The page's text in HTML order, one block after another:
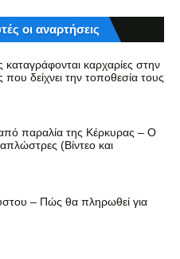
οι αναρτήσεις
καταγράφονται καρχαρίες στην
δείχνει την τοποθεσία τους
από παραλία της Κέρκυρας – Ο
(Βίντεο και
– Πώς θα πληρωθεί για